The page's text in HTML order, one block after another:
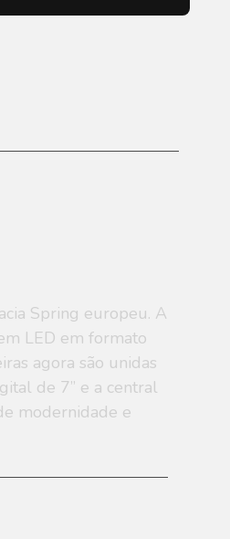
disco ventilado
175/70 R14
Spring europeu. A
LED em formato
agora são unidas
de 7” e a central
modernidade e